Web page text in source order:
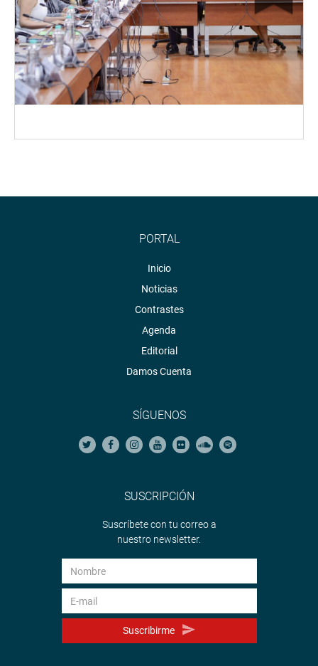
PORTAL
Inicio
Noticias
Contrastes
Agenda
Editorial
Damos Cuenta
SÍGUENOS
SUSCRIPCIÓN
Suscríbete con tu correo a
nuestro newsletter.
Suscribirme